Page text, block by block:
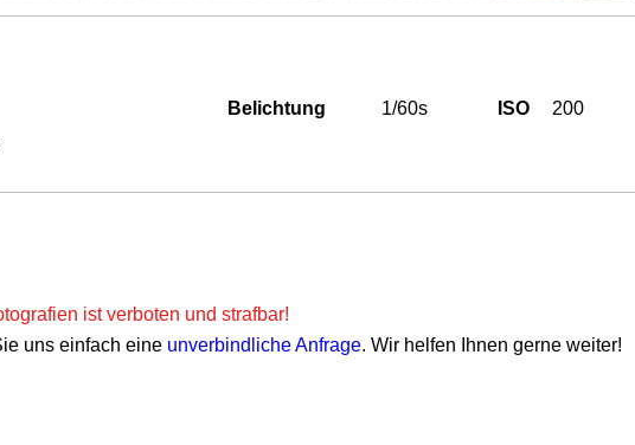
Belichtung 1/60s ISO
200
ist verboten und strafbar!
uns einfach eine unverbindliche Anfrage. Wir helfen Ihnen gerne weiter!